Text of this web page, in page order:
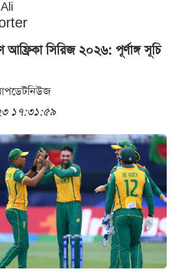
আফ্রিকা সিরিজ ২০২৬: পূর্ণাঙ্গ সূচি
১৭:৩১:৫৯